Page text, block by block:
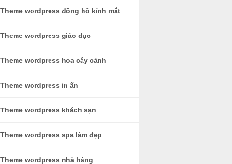
Theme wordpress đồng hồ kính mắt
Theme wordpress giáo dục
Theme wordpress hoa cây cảnh
Theme wordpress in ấn
Theme wordpress khách sạn
Theme wordpress spa làm đẹp
Theme wordpress nhà hàng